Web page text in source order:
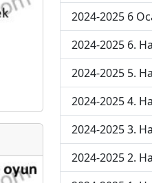
2024-2025 6
2024-2025 6.
2024-2025 5.
2024-2025 4.
2024-2025 3.
2024-2025 2.